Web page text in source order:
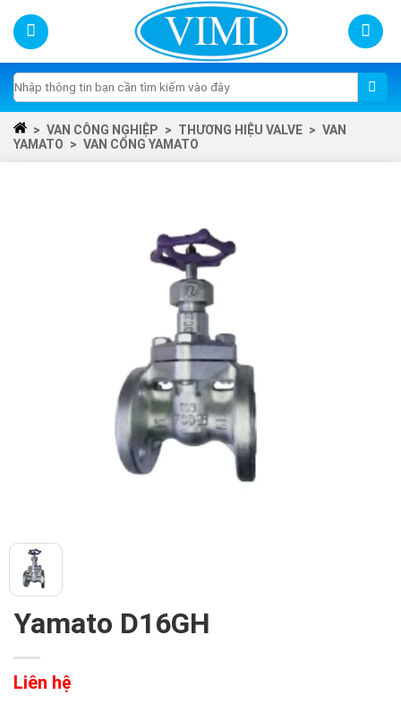
Skip
content
Tìm
kiếm:
> VAN CÔNG NGHIỆP > THƯƠNG HIỆU VALVE > VAN
YAMATO > VAN CỔNG YAMATO
Yamato D16GH
Liên hệ